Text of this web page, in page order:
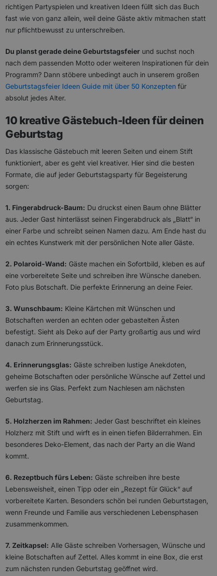
richtigen Partyspielen und kreativen Ideen füllt sich das Buch
fast wie von ganz allein, weil deine Gäste aktiv mitmachen statt
nur pflichtbewusst zu unterschreiben.
Du planst gerade deine Geburtstagsfeier und suchst noch
nach dem passenden Motto oder weiteren Inspirationen für dein
Programm? Dann stöbere unbedingt auch in unserem großen
Geburtstagsfeier Ideen Guide mit über 50 Konzepten für
absolut jedes Alter.
10 kreative Gästebuch-Ideen für deinen
Geburtstag
Das klassische Gästebuch mit leeren Seiten und einem Stift
funktioniert, aber es geht viel kreativer. Hier sind die besten
Formate, die auf jeder Geburtstagsparty für Begeisterung
sorgen:
1. Fingerabdruck-Baum: Du druckst einen Baum ohne Blätter
aus. Jeder Gast hinterlässt seinen Fingerabdruck als „Blatt“ in
einer Farbe und schreibt seinen Namen dazu. Am Ende hast du
ein echtes Kunstwerk mit der persönlichen Note aller Gäste.
2. Polaroid-Wand: Gäste machen ein Sofortbild, kleben es auf
eine vorbereitete Seite und schreiben ihre Wünsche daneben.
Foto plus Botschaft. Die perfekte Erinnerung an deine Feier.
3. Wunschbaum: Kleine Kärtchen mit Wünschen und
Botschaften werden an echten oder gebastelten Ästen
befestigt. Sieht als Deko auf der Party großartig aus und wird
danach zum Erinnerungsstück.
4. Erinnerungsglas: Gäste schreiben lustige Anekdoten,
geheime Botschaften oder persönliche Wünsche auf Zettel und
werfen sie ins Glas. Perfekt zum Nachlesen am nächsten
Geburtstag.
5. Holzherzen im Rahmen: Jeder Gast beschriftet ein kleines
Holzherz mit Stift und wirft es in einen tiefen Bilderrahmen. Ein
besonderes Deko-Element, das nach der Party an die Wand
kommt.
6. Rezeptbuch fürs Leben: Gäste schreiben ihre beste
Lebensweisheit, einen Tipp oder ein „Rezept für Glück“ auf
vorbereitete Karten. Besonders schön bei runden Geburtstagen,
wenn Freunde und Familie aus verschiedenen Lebensphasen
zusammenkommen.
7. Zeitkapsel: Alle Gäste schreiben Vorhersagen, Wünsche und
kleine Botschaften auf Zettel. Alles kommt in eine Box, die erst
zum nächsten runden Geburtstag geöffnet wird.